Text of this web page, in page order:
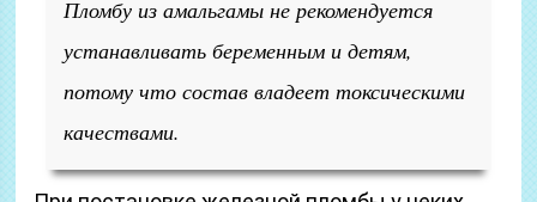
Пломбу из амальгамы не рекомендуется
устанавливать беременным и детям,
потому что состав владеет токсическими
качествами.